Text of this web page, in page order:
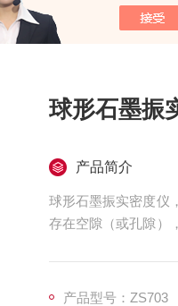
球形石墨振
产品简介
球形石墨振实密度仪
存在空隙（或孔隙）
产品型号：ZS703